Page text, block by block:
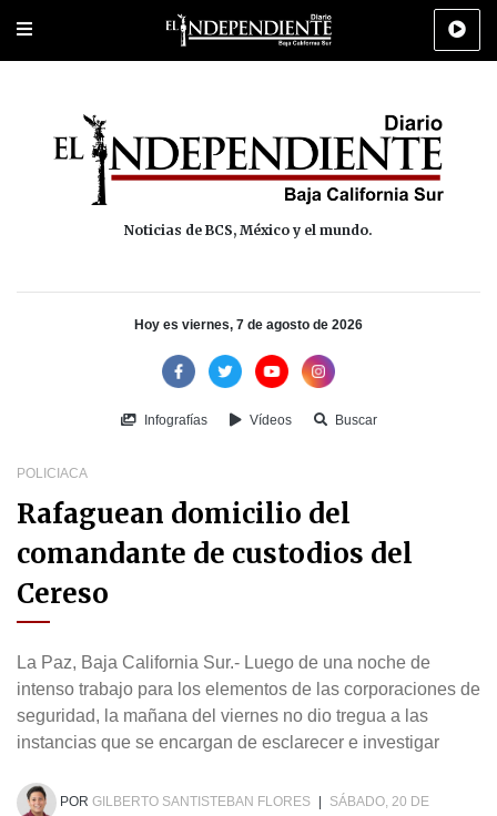
Portada Los Cabos Policiaca Deportes Cultura
Noticias de BCS, México y el mundo.
Hoy es viernes, 7 de agosto de 2026
Infografías Vídeos Buscar
POLICIACA
Rafaguean domicilio del
comandante de custodios del
Cereso
La Paz, Baja California Sur.- Luego de una noche de
intenso trabajo para los elementos de las corporaciones de
seguridad, la mañana del viernes no dio tregua a las
instancias que se encargan de esclarecer e investigar
POR GILBERTO SANTISTEBAN FLORES
SÁBADO, 20 DE